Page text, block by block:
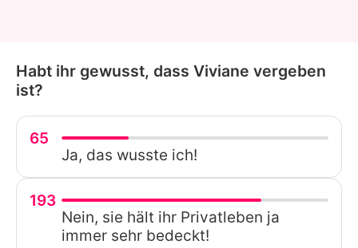
Habt ihr gewusst, dass Viviane vergeben
ist?
65
Ja, das wusste ich!
193
Nein, sie hält ihr Privatleben ja
immer sehr bedeckt!